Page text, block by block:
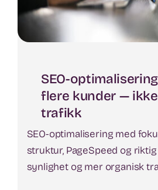
SEO-
flere kunder —
trafikk
SEO-optimalisering med
struktur, PageSpeed og
synlighet og mer organisk